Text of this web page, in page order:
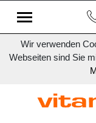
Wir verwenden
Webseiten sind Sie